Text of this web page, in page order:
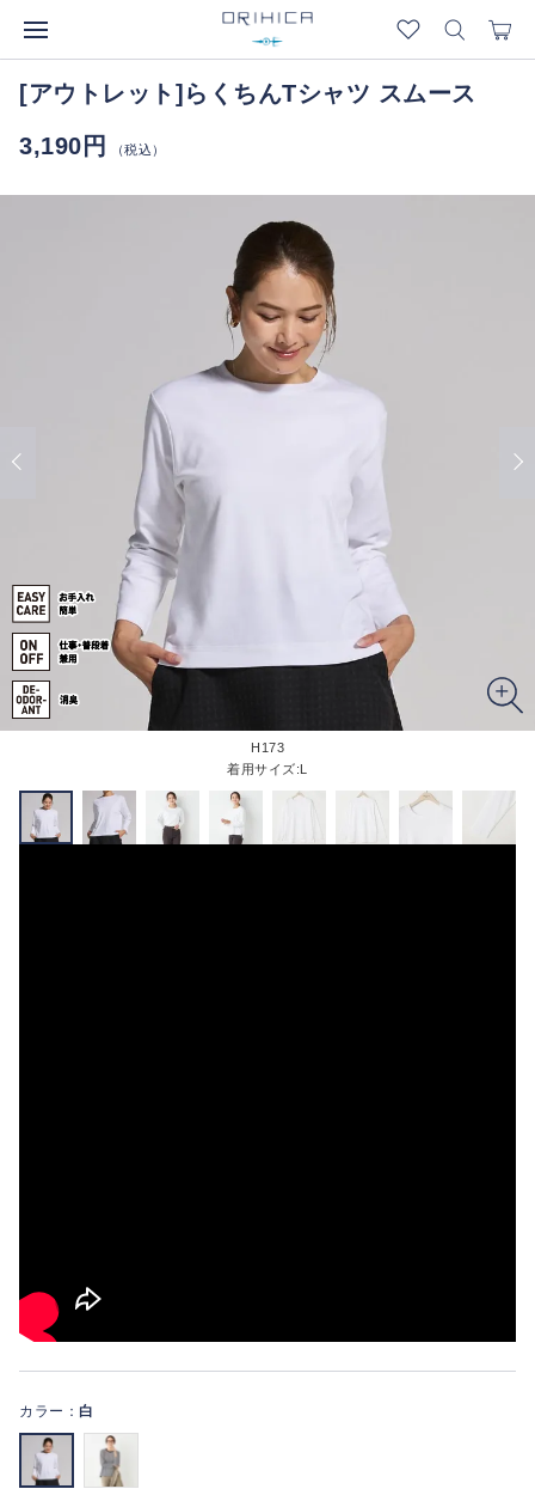
[アウトレット]らくちんTシャツ スムース
3,190円
（税込）
H173
着用サイズ:L
カラー： 白